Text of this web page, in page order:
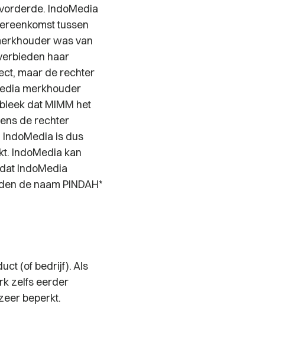
IndoMedia
tussen
was van
haar
maar de rechter
merkhouder
bleek dat MIMM het
de rechter
is dus
IndoMedia kan
IndoMedia
de naam PINDAH*
(of bedrijf). Als
zelfs eerder
beperkt.